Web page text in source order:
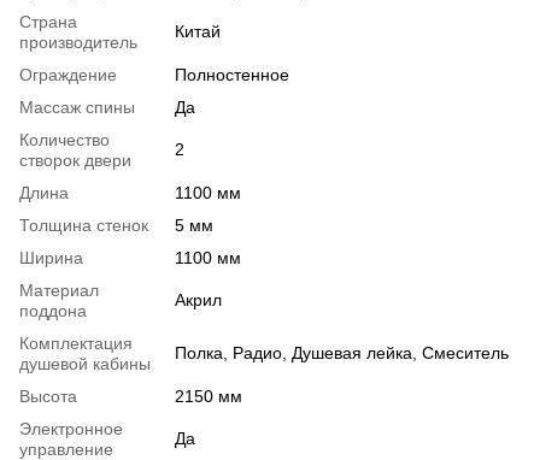
Страна
производитель
Китай
Ограждение
Полностенное
Массаж спины
Да
Количество
створок двери
2
Длина
1100 мм
Толщина стенок
5 мм
Ширина
1100 мм
Материал
поддона
Акрил
Комплектация
душевой кабины
Полка, Радио, Душевая лейка, Смеситель
Высота
2150 мм
Электронное
управление
Да